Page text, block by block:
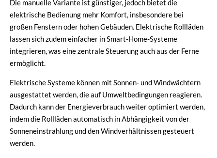
Die manuelle Variante ist günstiger, jedoch bietet die
elektrische Bedienung mehr Komfort, insbesondere bei
großen Fenstern oder hohen Gebäuden. Elektrische Rollläden
lassen sich zudem einfacher in Smart-Home-Systeme
integrieren, was eine zentrale Steuerung auch aus der Ferne
ermöglicht.
Elektrische Systeme können mit Sonnen- und Windwächtern
ausgestattet werden, die auf Umweltbedingungen reagieren.
Dadurch kann der Energieverbrauch weiter optimiert werden,
indem die Rollläden automatisch in Abhängigkeit von der
Sonneneinstrahlung und den Windverhältnissen gesteuert
werden.